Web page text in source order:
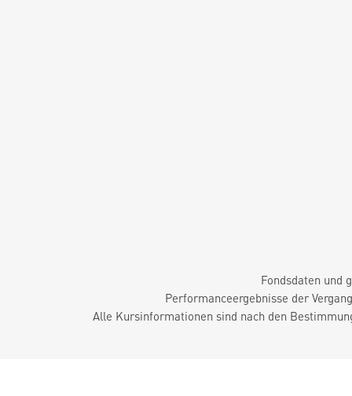
Fondsdaten und
Performanceergebnisse der
Alle Kursinformationen sind nach den